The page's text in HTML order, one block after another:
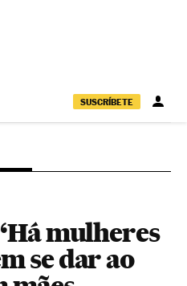
SUSCRÍBETE
mulheres
se dar ao